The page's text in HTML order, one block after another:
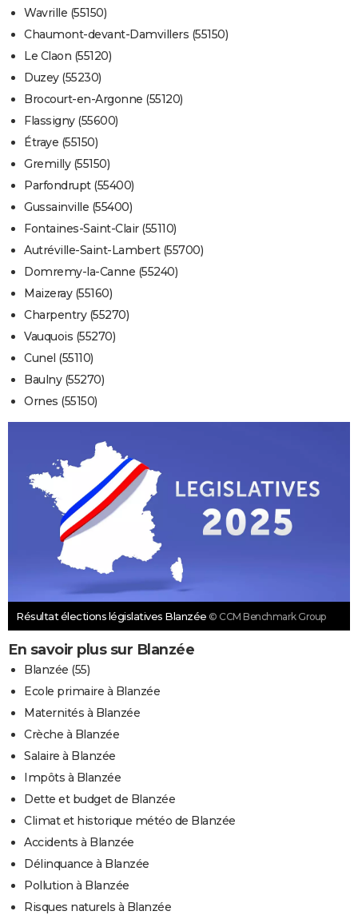
Wavrille (55150)
Chaumont-devant-Damvillers (55150)
Le Claon (55120)
Duzey (55230)
Brocourt-en-Argonne (55120)
Flassigny (55600)
Étraye (55150)
Gremilly (55150)
Parfondrupt (55400)
Gussainville (55400)
Fontaines-Saint-Clair (55110)
Autréville-Saint-Lambert (55700)
Domremy-la-Canne (55240)
Maizeray (55160)
Charpentry (55270)
Vauquois (55270)
Cunel (55110)
Baulny (55270)
Ornes (55150)
Résultat élections législatives Blanzée © CCM Benchmark Group
En savoir plus sur Blanzée
Blanzée (55)
Ecole primaire à Blanzée
Maternités à Blanzée
Crèche à Blanzée
Salaire à Blanzée
Impôts à Blanzée
Dette et budget de Blanzée
Climat et historique météo de Blanzée
Accidents à Blanzée
Délinquance à Blanzée
Pollution à Blanzée
Risques naturels à Blanzée